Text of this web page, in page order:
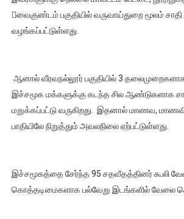
வைகுண்டம் பகுதியில் வருவாய்துறை மூலம்
வழங்கப்பட்டுள்ளது.
ஆனால் வீரவநல்லூர் பகுதியில் 3
இச்சமூக மக்களுக்கு கடந்த சில ஆண்டுகளாக
மறுக்கப்பட்டு வருகிறது. இதனால் மாணவ,
பாதியிலே நிறுத்தும் அவலநிலை ஏற்பட்டுள்ளது.
இச்சமூகத்தை சேர்ந்த 95 சதவீதத்தினர் கூலி
கொத்தடிமைகளாக பல்வேறு இடங்களில் வேலை